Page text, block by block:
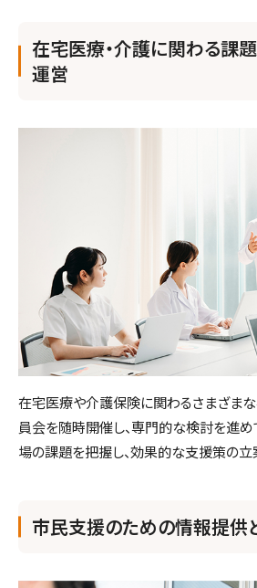
在宅医療・介護に関わる課
運営
在宅医療や介護保険に関わるさまざま
員会を随時開催し、専門的な検討を進め
場の課題を把握し、効果的な支援策の立
市民支援のための情報提供